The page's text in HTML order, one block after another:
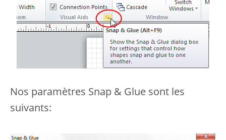
Nos paramètres Snap & Glue sont les
suivants: